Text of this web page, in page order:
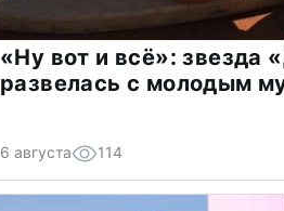
«Ну вот и всё»: звезда
развелась с молодым
6 августа 114